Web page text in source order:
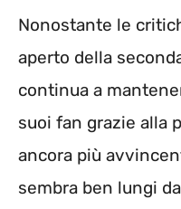
Nonostante le
aperto della
continua a
suoi fan grazie alla
ancora più
sembra ben lungi